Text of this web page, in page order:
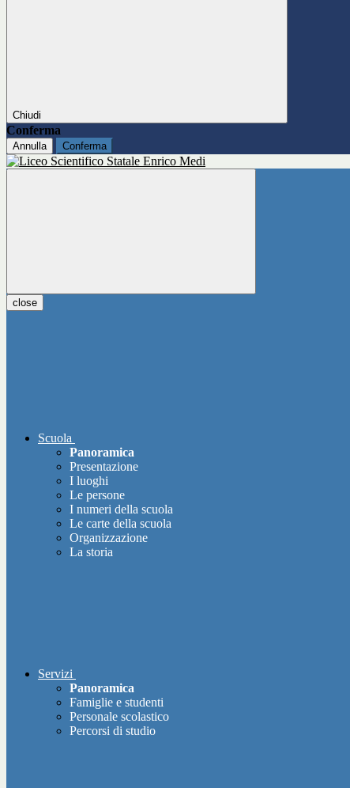
Chiudi
Conferma
Annulla Conferma
close
Scuola
Panoramica
Presentazione
I luoghi
Le persone
I numeri della scuola
Le carte della scuola
Organizzazione
La storia
Servizi
Panoramica
Famiglie e studenti
Personale scolastico
Percorsi di studio